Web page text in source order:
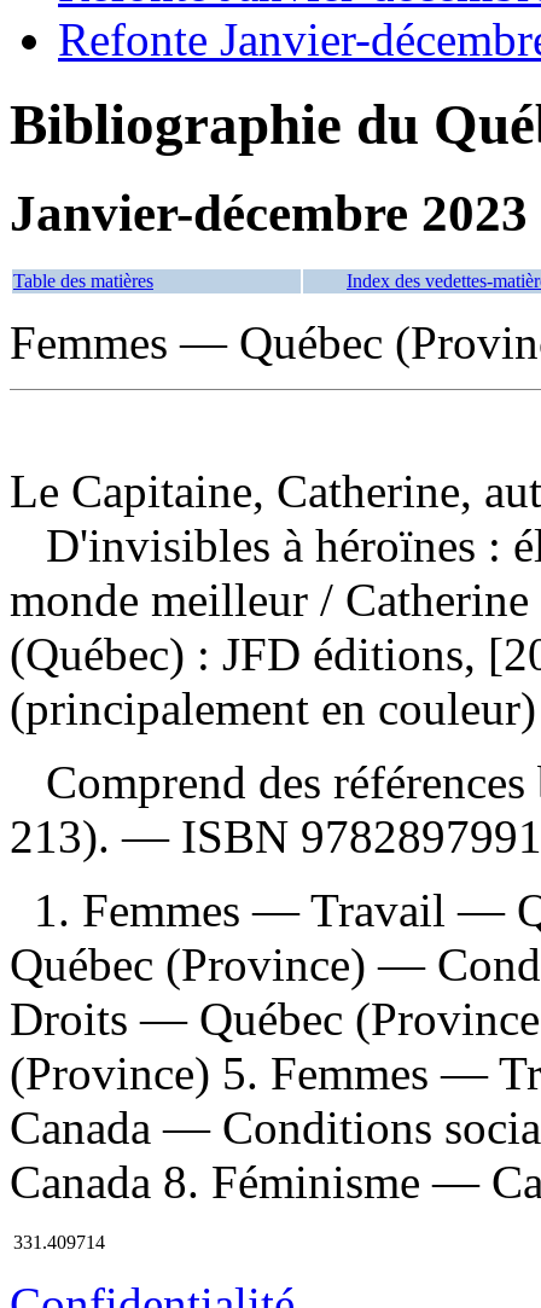
Refonte Janvier-
Bibliographie du
Janvier-décembre 2023
Table des matières Index des vedettes-
Femmes — Québec
Le Capitaine, Catherine,
D'invisibles à héroïnes :
monde meilleur /
(Québec) : JFD éditions,
(principalement en
Comprend des
213). — ISBN
1. Femmes — Travail —
Québec (Province) —
Droits — Québec
(Province) 5. Femmes —
Canada — Conditions
Canada 8. Féminisme —
331.409714